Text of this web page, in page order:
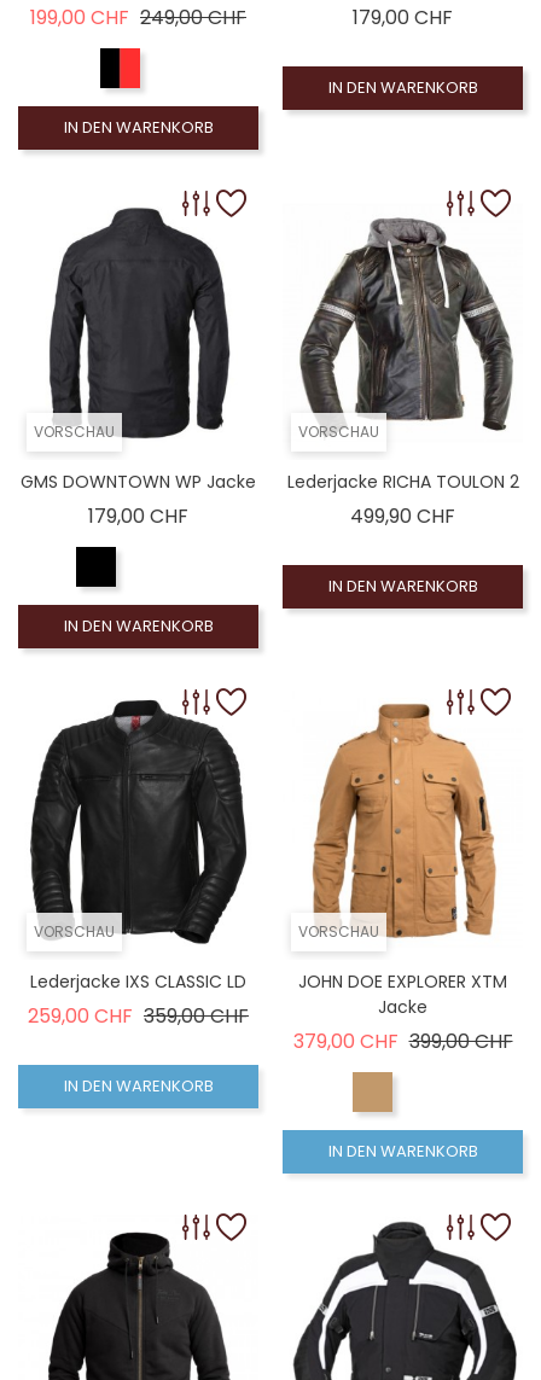
199,00 CHF Verkaufspreis
249,00 CHFPreis
IN DEN WARENKORB
179,00 CHF
IN DEN WARENKORB
VORSCHAU
GMS DOWNTOWN WP Jacke
179,00 CHF
IN DEN WARENKORB
VORSCHAU
Lederjacke RICHA TOULON 2
499,90 CHF
IN DEN WARENKORB
VORSCHAU
Lederjacke IXS CLASSIC LD
259,00 CHF Verkaufspreis
359,00 CHFPreis
IN DEN WARENKORB
VORSCHAU
JOHN DOE EXPLORER XTM
Jacke
379,00 CHF Verkaufspreis
399,00 CHF
IN DEN WARENKORB